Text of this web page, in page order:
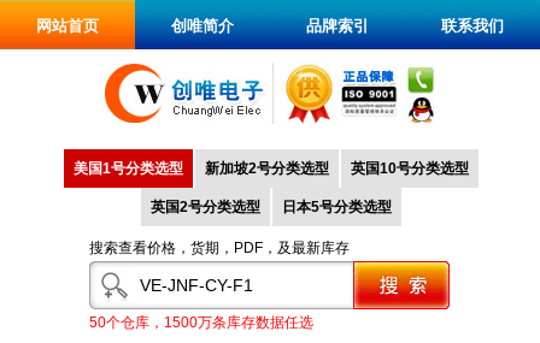
网站首页 创唯简介 品牌索引 联系我们
美国1号分类选型 新加坡2号分类选型 英国10号分类选型
英国2号分类选型 日本5号分类选型
搜索查看价格，货期，PDF，及最新库存
50个仓库，1500万条库存数据任选